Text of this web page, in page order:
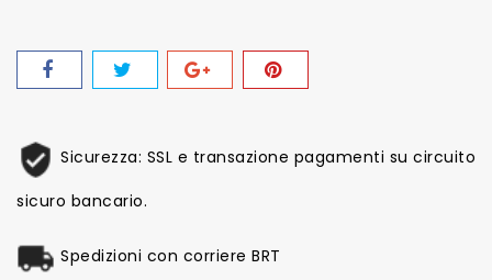
Sicurezza: SSL e transazione pagamenti su circuito
sicuro bancario.
Spedizioni con corriere BRT